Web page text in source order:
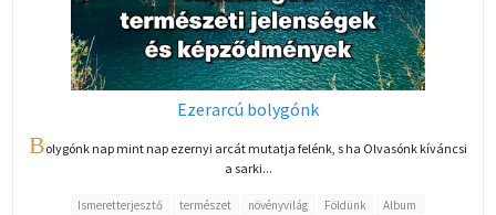
Ezerarcú bolygónk
Bolygónk nap mint nap ezernyi arcát mutatja felénk, s ha Olvasónk kíváncsi
a sarki...
Ismeretterjesztő természet növényvilág Földünk
Album